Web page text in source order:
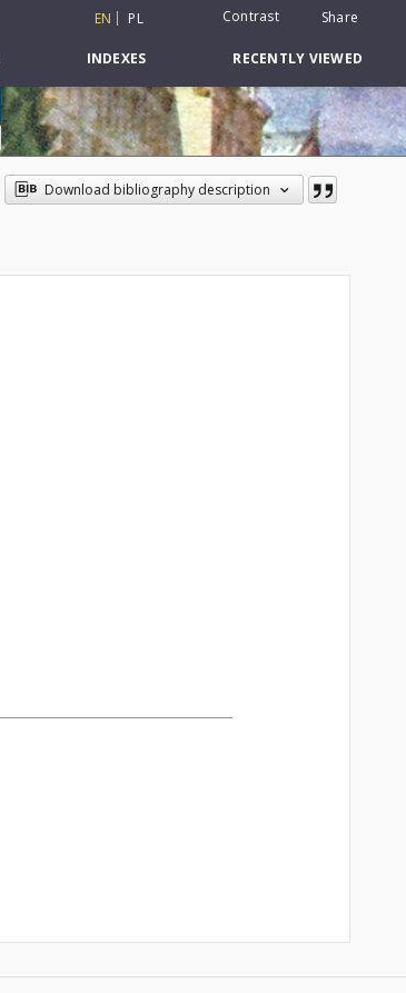
EN PL Contrast Share
INDEXES RECENTLY VIEWED
Download bibliography description